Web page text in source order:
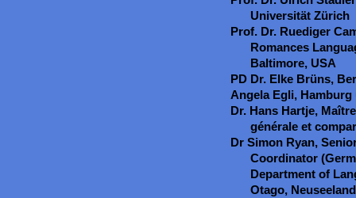
Universität Zürich
Prof. Dr. Ruediger
Romances
Baltimore, USA
PD Dr. Elke Brüns,
Angela Egli, Hamburg
Dr. Hans Hartje,
générale et
Dr Simon Ryan,
Coordinator
Department of
Otago, Neuseeland